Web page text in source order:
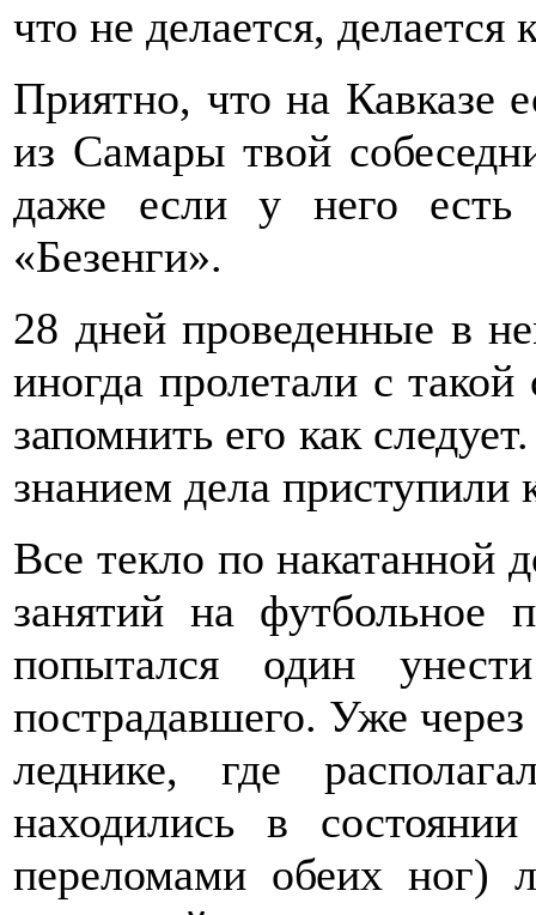
что не делается,
Приятно, что на Кавказе
из Самары твой
даже если у него
«Безенги».
28 дней проведенные в
иногда пролетали с
запомнить его как
знанием дела приступили
Все текло по накатанной
занятий на футбольное
попытался один
пострадавшего. Уже
леднике, где
находились в
переломами обеих ног)